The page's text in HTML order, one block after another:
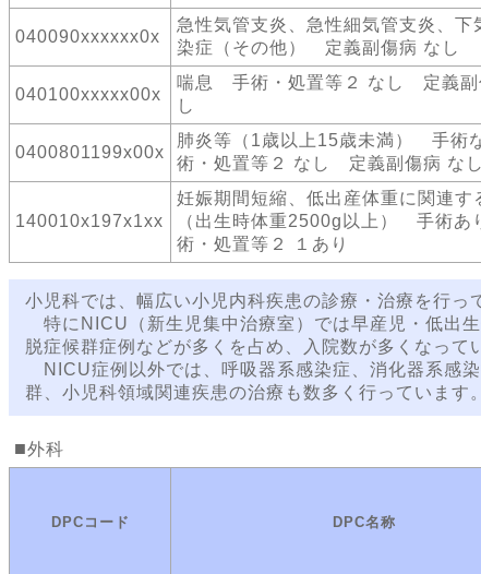
040090xxxxxx0x
急性気管支炎、急性細気管支炎、下
染症（その他） 定義副傷病 なし
040100xxxxx00x
喘息 手術・処置等２ なし 定義副
し
0400801199x00x
肺炎等（1歳以上15歳未満） 手術
術・処置等２ なし 定義副傷病 なし
140010x197x1xx
妊娠期間短縮、低出産体重に関連す
（出生時体重2500g以上） 手術
術・処置等２ １あり
小児科では、幅広い小児内科疾患の診療・治療を行っ
特にNICU（新生児集中治療室）では早産児・低出
脱症候群症例などが多くを占め、入院数が多くなって
NICU症例以外では、呼吸器系感染症、消化器系感
群、小児科領域関連疾患の治療も数多く行っています。
外科
DPCコード DPC名称